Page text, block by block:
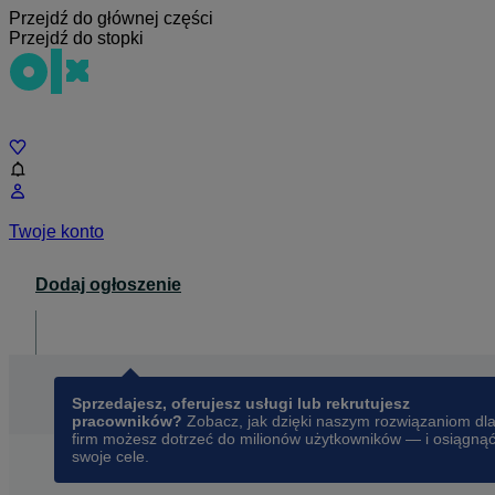
Przejdź do głównej części
Przejdź do stopki
Twoje konto
Dodaj ogłoszenie
Sprzedajesz, oferujesz usługi lub rekrutujesz
pracowników? Zobacz, jak dzięki naszym rozwiązaniom dla
firm możesz dotrzeć do milionów użytkowników — i osiągnąć
swoje cele.